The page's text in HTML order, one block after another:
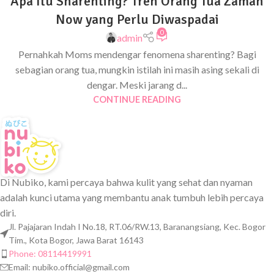
Now yang Perlu Diwaspadai
admin 0
Pernahkah Moms mendengar fenomena sharenting? Bagi
sebagian orang tua, mungkin istilah ini masih asing sekali di
dengar. Meski jarang d...
CONTINUE READING
Di Nubiko, kami percaya bahwa kulit yang sehat dan nyaman
adalah kunci utama yang membantu anak tumbuh lebih percaya
diri.
Jl. Pajajaran Indah I No.18, RT.06/RW.13, Baranangsiang, Kec. Bogor
Tim., Kota Bogor, Jawa Barat 16143
Phone: 08114419991
Email: nubiko.official@gmail.com